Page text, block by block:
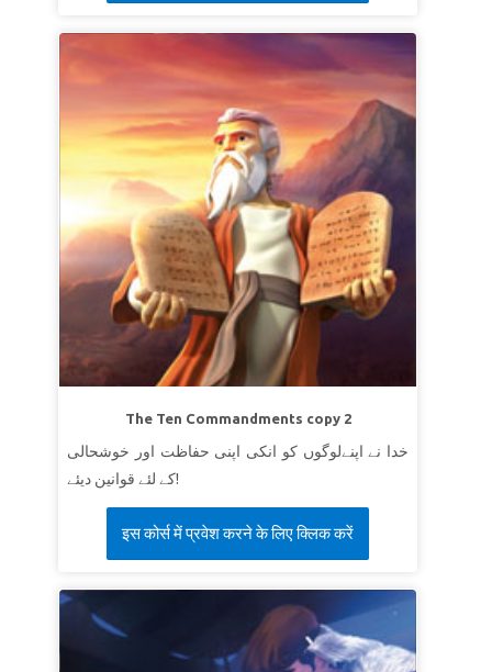
The Ten Commandments copy 2
خدا نے اپنےلوگوں کو انکی اپنی حفاظت اور خوشحالی
کے لئے قوانین دیئے!
इस कोर्स में प्रवेश करने के लिए क्लिक करें